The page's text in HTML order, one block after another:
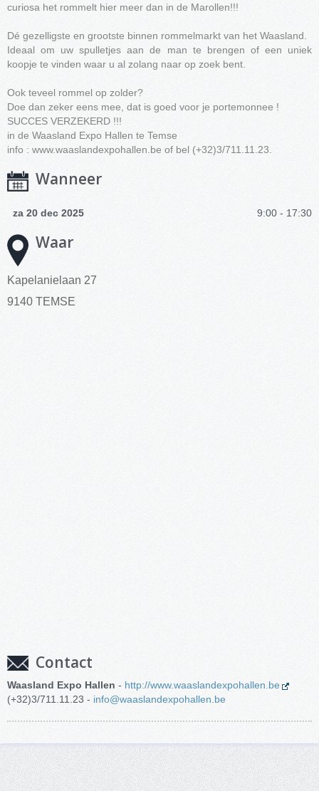
curiosa het rommelt hier meer dan in de Marollen!!!
Dé gezelligste en grootste binnen rommelmarkt van het Waasland.
Ideaal om uw spulletjes aan de man te brengen of een uniek
koopje te vinden waar u al zolang naar op zoek bent.
Ook teveel rommel op zolder?
Doe dan zeker eens mee, dat is goed voor je portemonnee !
SUCCES VERZEKERD !!!
in de Waasland Expo Hallen te Temse
info : www.waaslandexpohallen.be of bel (+32)3/711.11.23.
Wanneer
za 20 dec 2025 9:00 - 17:30
Waar
Kapelanielaan 27
9140 TEMSE
Contact
Waasland Expo Hallen - http://www.waaslandexpohallen.be
(+32)3/711.11.23 - info@waaslandexpohallen.be